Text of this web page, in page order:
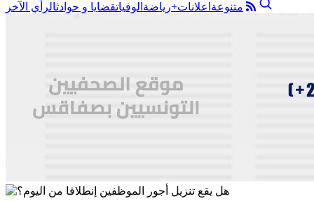
متنوعة اعلانات+رياضة الوفياتقضايا و حوادثالرأي الآخر